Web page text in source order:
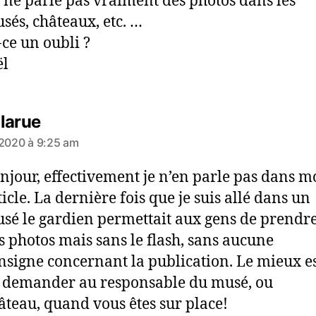
châteaux, etc. …
ce un oubli ?
dit :
à 9:25 am
effectivement je n’en parle pas dans
La dernière fois que je suis allé dans un
le gardien permettait aux gens de
photos mais sans le flash, sans aucune
concernant la publication. Le mieux
demander au responsable du musé, ou
quand vous êtes sur place!